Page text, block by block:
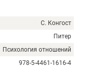
С. Конгост
Питер
Психология отношений
978-5-4461-1616-4